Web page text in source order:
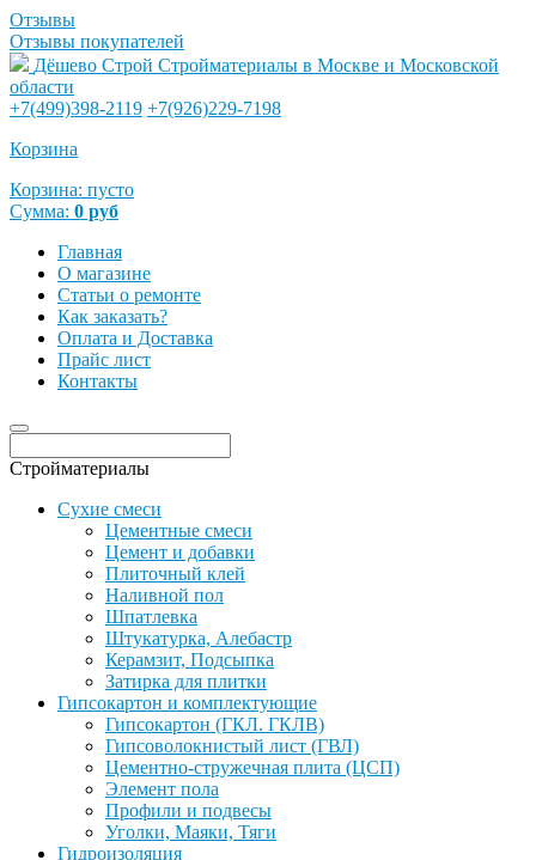
Отзывы
Отзывы покупателей
Дёшево Строй Стройматериалы в Москве и Московской
области
+7(499)398-2119 +7(926)229-7198
Корзина
Корзина: пусто
Сумма: 0 руб
Главная
О магазине
Статьи о ремонте
Как заказать?
Оплата и Доставка
Прайс лист
Контакты
Стройматериалы
Сухие смеси
Цементные смеси
Цемент и добавки
Плиточный клей
Наливной пол
Шпатлевка
Штукатурка, Алебастр
Керамзит, Подсыпка
Затирка для плитки
Гипсокартон и комплектующие
Гипсокартон (ГКЛ. ГКЛВ)
Гипсоволокнистый лист (ГВЛ)
Цементно-стружечная плита (ЦСП)
Элемент пола
Профили и подвесы
Уголки, Маяки, Тяги
Гидроизоляция